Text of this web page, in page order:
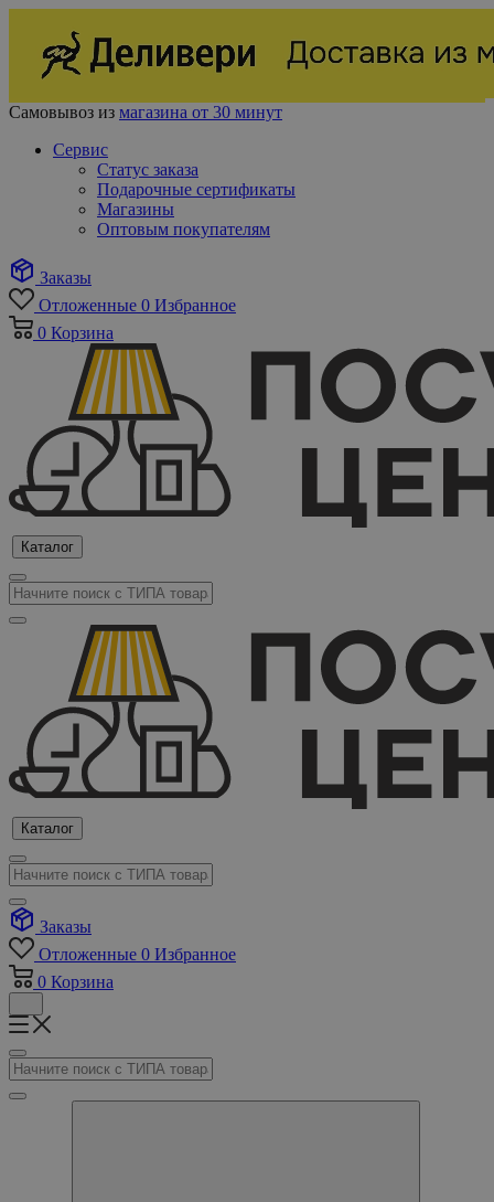
Самовывоз из магазина от 30 минут
Сервис
Статус заказа
Подарочные сертификаты
Магазины
Оптовым покупателям
Заказы
Отложенные 0 Избранное
0 Корзина
Каталог
Каталог
Заказы
Отложенные 0 Избранное
0 Корзина